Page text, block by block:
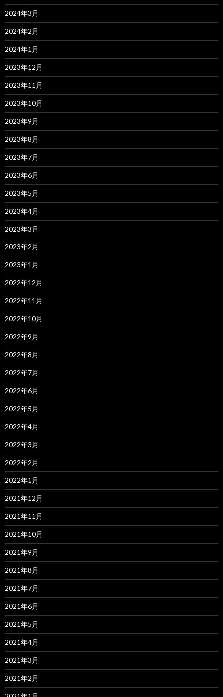
2024年3月
2024年2月
2024年1月
2023年12月
2023年11月
2023年10月
2023年9月
2023年8月
2023年7月
2023年6月
2023年5月
2023年4月
2023年3月
2023年2月
2023年1月
2022年12月
2022年11月
2022年10月
2022年9月
2022年8月
2022年7月
2022年6月
2022年5月
2022年4月
2022年3月
2022年2月
2022年1月
2021年12月
2021年11月
2021年10月
2021年9月
2021年8月
2021年7月
2021年6月
2021年5月
2021年4月
2021年3月
2021年2月